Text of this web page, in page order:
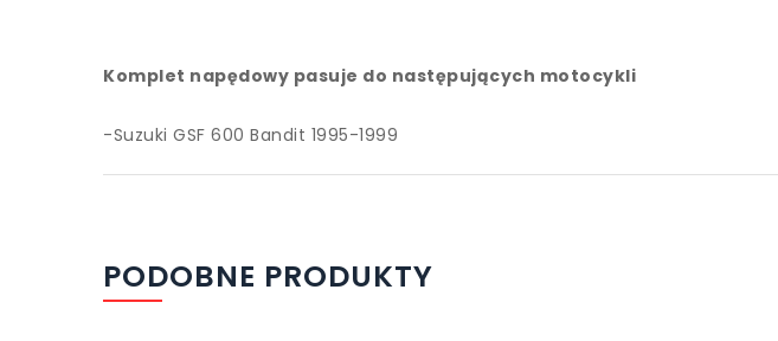
Komplet napędowy pasuje do następujących motocykli
-Suzuki GSF 600 Bandit 1995-1999
PODOBNE PRODUKTY